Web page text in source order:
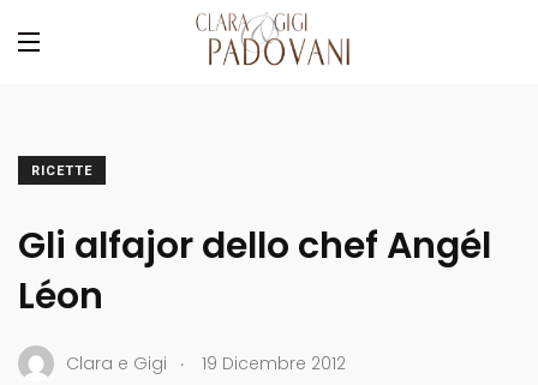
RICETTE
Gli alfajor dello chef Angél
Léon
Clara e Gigi . 19 Dicembre 2012